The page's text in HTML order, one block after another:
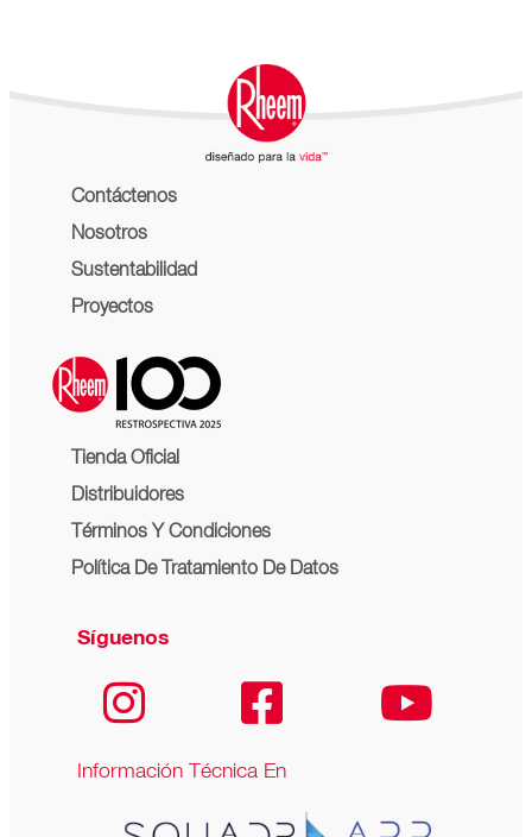
Contáctenos
Nosotros
Sustentabilidad
Proyectos
Tienda Oficial
Distribuidores
Términos Y Condiciones
Política De Tratamiento De Datos
Síguenos
Información Técnica En